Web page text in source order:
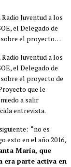
Juventud a los
el Delegado de
sobre el proyecto…
Juventud a los
el Delegado de
el proyecto de
que le
a salir
entrevista.
“no es
esto en el año 2016,
María, que
era parte activa en